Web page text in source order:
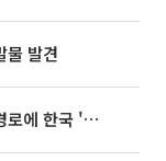
물 발견
태풍 '돌핀' 이어 '찬홈' 등장…예상 경로에 한국 '한숨'